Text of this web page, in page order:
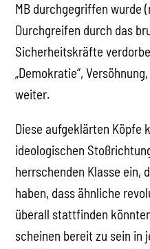
MB durchgegriffen wurde
Durchgreifen durch das
Sicherheitskräfte
„Demokratie“,
weiter.
Diese aufgeklärten Köpfe
ideologischen
herrschenden Klasse ein,
haben, dass ähnliche
überall stattfinden
scheinen bereit zu sein in